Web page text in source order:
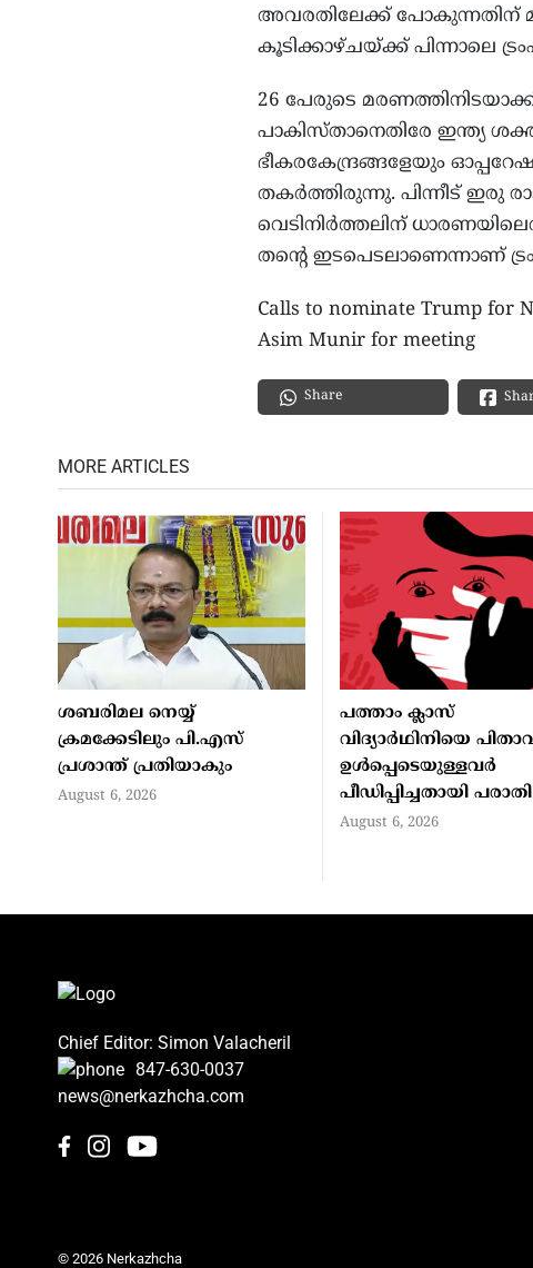
അവരതിലേക്ക് പോകുന്നതിന്
കൂടിക്കാഴ്ചയ്ക്ക് പിന്നാലെ
26 പേരുടെ
പാകിസ്താനെതിരേ ഇന്ത്യ
ഭീകരകേന്ദ്രങ്ങളേയും
തകർത്തിരുന്നു. പിന്നീട് ഇരു
വെടിനിർത്തലിന്
തന്റെ ഇടപെടലാണെന്നാണ്
Calls to nominate Trump for
Asim Munir for meeting
Share
MORE ARTICLES
ശബരിമല നെയ്യ്
ക്രമക്കേടിലും പി.എസ്
പ്രശാന്ത് പ്രതിയാകും
August 6, 2026
പത്താം ക്ലാസ്
വിദ്യാര്‍ഥിനിയെ
ഉള്‍പ്പെടെയുള്ളവര്‍
പീഡിപ്പിച്ചതായി പരാതി
August 6, 2026
Chief Editor: Simon Valacheril
847-630-0037
news@nerkazhcha.com
© 2026 Nerkazhcha